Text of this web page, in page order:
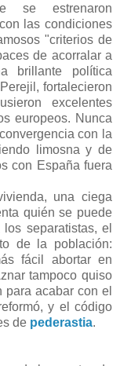
se estrenaron
las condiciones
"criterios de
de acorralar a
brillante política
fortalecieron
excelentes
europeos. Nunca
con la
limosna y de
con España fuera
una ciega
quién se puede
separatistas, el
de la población:
fácil abortar en
tampoco quiso
acabar con el
y el código
de pederastia.